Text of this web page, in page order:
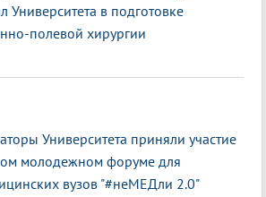
Университета в подготовке
полевой хирургии
Университета приняли участие
молодежном форуме для
вузов "#неМЕДли 2.0"